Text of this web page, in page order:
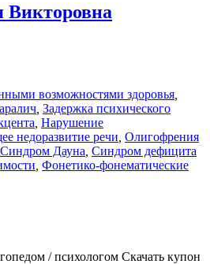
Викторовна
возможностями здоровья
Задержка психического
Нарушение
недоразвитие речи Олигофрения
Синдром Дауна Синдром дефицита
Фонетико-фонематические
Скачать купон